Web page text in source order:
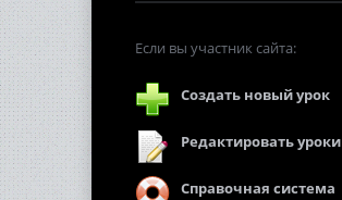
Если вы участник сайта:
Создать новый урок
Редактировать уроки
Справочная система